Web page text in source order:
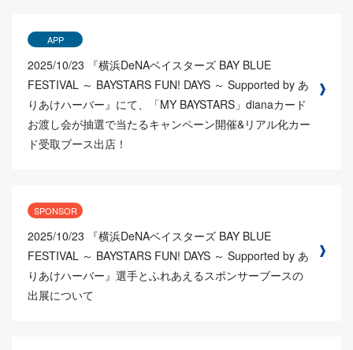
APP
2025/10/23
『横浜DeNAベイスターズ BAY BLUE
FESTIVAL ～ BAYSTARS FUN! DAYS ～ Supported by あ
りあけハーバー』にて、「MY BAYSTARS」dianaカード
お渡し会が抽選で当たるキャンペーン開催&リアル化カー
ド受取ブース出店！
SPONSOR
2025/10/23
『横浜DeNAベイスターズ BAY BLUE
FESTIVAL ～ BAYSTARS FUN! DAYS ～ Supported by あ
りあけハーバー』選手とふれあえるスポンサーブースの
出展について